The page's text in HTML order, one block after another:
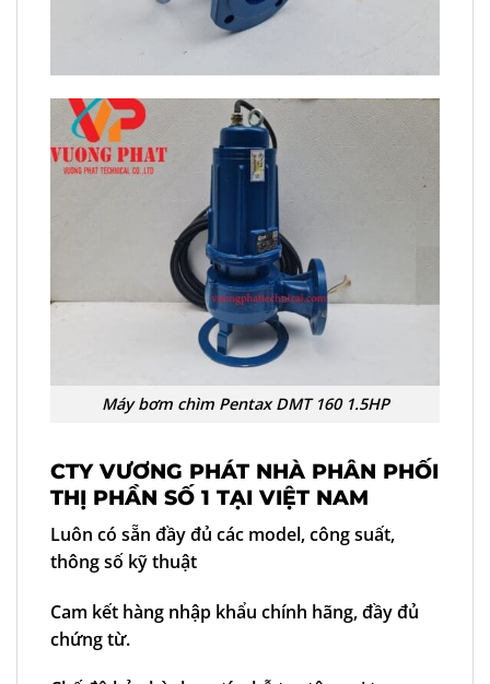
Máy bơm chìm Pentax DMT 160 1.5HP
CTY VƯƠNG PHÁT NHÀ PHÂN PHỐI
THỊ PHẦN SỐ 1 TẠI VIỆT NAM
Luôn có sẵn đầy đủ các model, công suất,
thông số kỹ thuật
Cam kết hàng nhập khẩu chính hãng, đầy đủ
chứng từ.